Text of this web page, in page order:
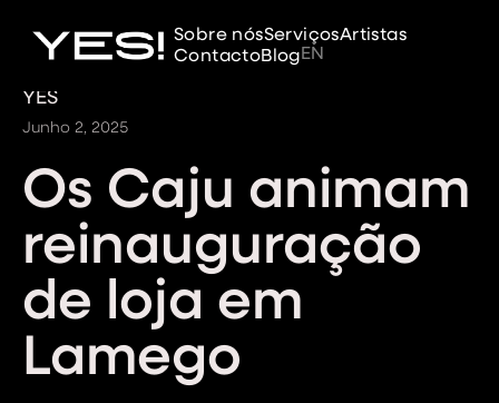
Sobre nósServiçosArtistas
ContactoBlogEN
YES
Junho 2, 2025
Os Caju animam
reinauguração
de loja em
Lamego